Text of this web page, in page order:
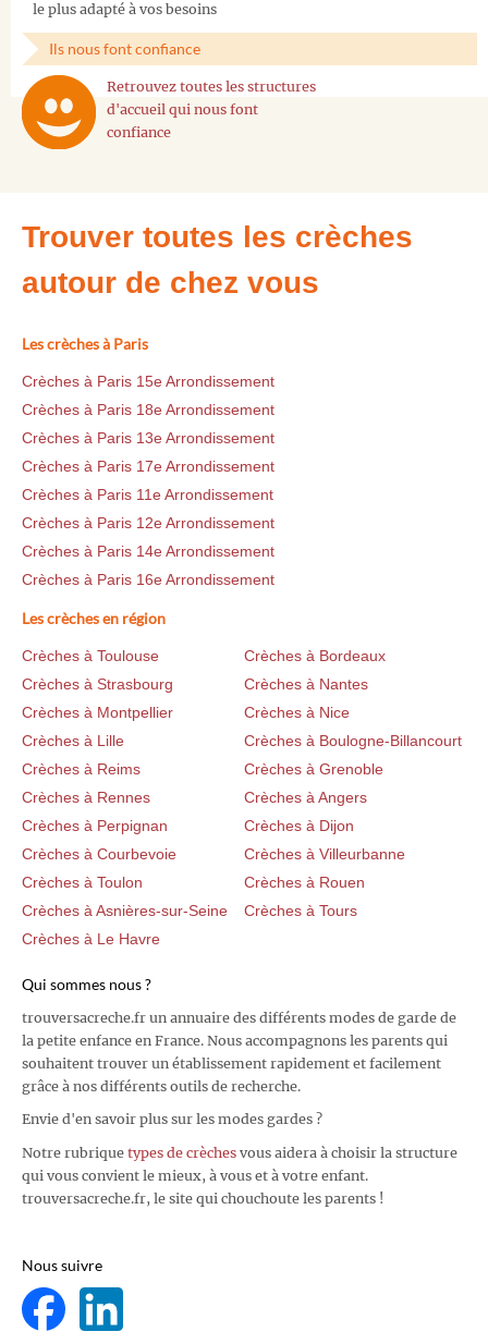
le plus adapté à vos besoins
Ils nous font confiance
Retrouvez toutes les structures
d'accueil qui nous font
confiance
Trouver toutes les crèches
autour de chez vous
Les crèches à Paris
Crèches à Paris 15e Arrondissement
Crèches à Paris 18e Arrondissement
Crèches à Paris 13e Arrondissement
Crèches à Paris 17e Arrondissement
Crèches à Paris 11e Arrondissement
Crèches à Paris 12e Arrondissement
Crèches à Paris 14e Arrondissement
Crèches à Paris 16e Arrondissement
Les crèches en région
Crèches à Toulouse
Crèches à Bordeaux
Crèches à Strasbourg
Crèches à Nantes
Crèches à Montpellier
Crèches à Nice
Crèches à Lille
Crèches à Boulogne-Billancourt
Crèches à Reims
Crèches à Grenoble
Crèches à Rennes
Crèches à Angers
Crèches à Perpignan
Crèches à Dijon
Crèches à Courbevoie
Crèches à Villeurbanne
Crèches à Toulon
Crèches à Rouen
Crèches à Asnières-sur-Seine
Crèches à Tours
Crèches à Le Havre
Qui sommes nous ?
trouversacreche.fr un annuaire des différents modes de garde de
la petite enfance en France. Nous accompagnons les parents qui
souhaitent trouver un établissement rapidement et facilement
grâce à nos différents outils de recherche.
Envie d'en savoir plus sur les modes gardes ?
Notre rubrique types de crèches vous aidera à choisir la structure
qui vous convient le mieux, à vous et à votre enfant.
trouversacreche.fr, le site qui chouchoute les parents !
Nous suivre